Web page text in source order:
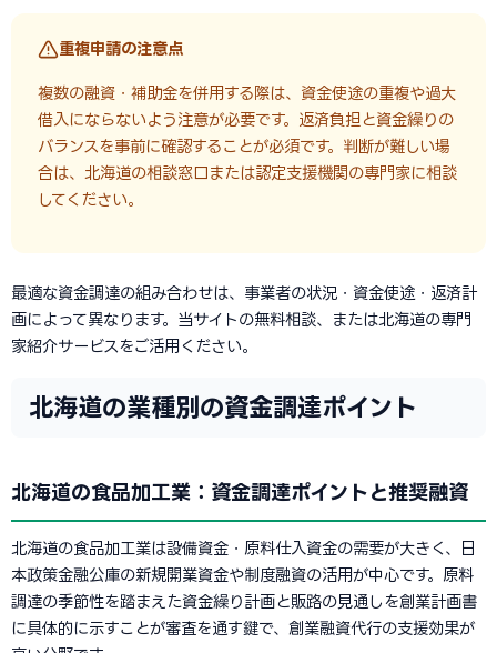
重複申請の注意点
複数の融資・補助金を併用する際は、資金使途の重複や過大
借入にならないよう注意が必要です。返済負担と資金繰りの
バランスを事前に確認することが必須です。判断が難しい場
合は、北海道の相談窓口または認定支援機関の専門家に相談
してください。
最適な資金調達の組み合わせは、事業者の状況・資金使途・返済計
画によって異なります。当サイトの無料相談、または北海道の専門
家紹介サービスをご活用ください。
北海道の業種別の資金調達ポイント
北海道の食品加工業：資金調達ポイントと推奨融資
北海道の食品加工業は設備資金・原料仕入資金の需要が大きく、日
本政策金融公庫の新規開業資金や制度融資の活用が中心です。原料
調達の季節性を踏まえた資金繰り計画と販路の見通しを創業計画書
に具体的に示すことが審査を通す鍵で、創業融資代行の支援効果が